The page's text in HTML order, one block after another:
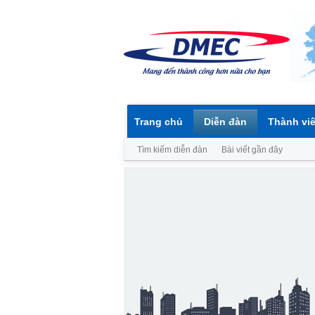
Trang chủ Diễn đàn
Tìm kiếm diễn đàn Bài viết gần đây
Thành